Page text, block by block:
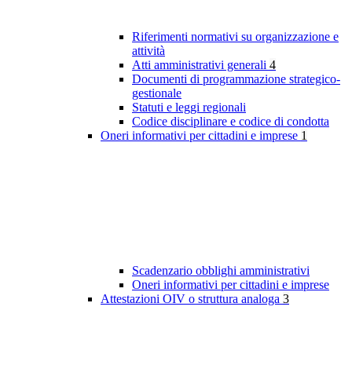
Riferimenti normativi su organizzazione e
attività
Atti amministrativi generali 4
Documenti di programmazione strategico-
gestionale
Statuti e leggi regionali
Codice disciplinare e codice di condotta
Oneri informativi per cittadini e imprese 1
Scadenzario obblighi amministrativi
Oneri informativi per cittadini e imprese
Attestazioni OIV o struttura analoga 3